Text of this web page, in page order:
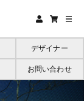
デザイナー
お問い合わせ